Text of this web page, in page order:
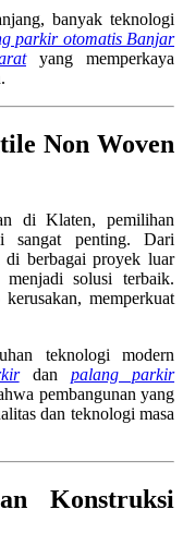
banyak teknologi
parkir otomatis Banjar
yang memperkaya
Non Woven
di Klaten, pemilihan
sangat penting. Dari
di berbagai proyek luar
solusi terbaik.
memperkuat
teknologi modern
dan palang parkir
pembangunan yang
dan teknologi masa
Konstruksi